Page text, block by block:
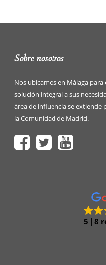
Sobre nosotros
Nos ubicamos en Málaga
solución integral a sus
área de influencia se extiende
la Comunidad de Madrid.
5 8